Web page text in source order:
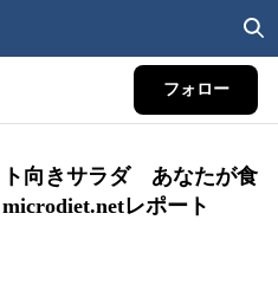
フォロー
ト向きサラダ あなたが食
レポート